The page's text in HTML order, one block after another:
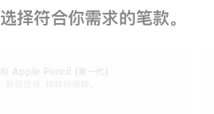
选择符合你需求的笔款。